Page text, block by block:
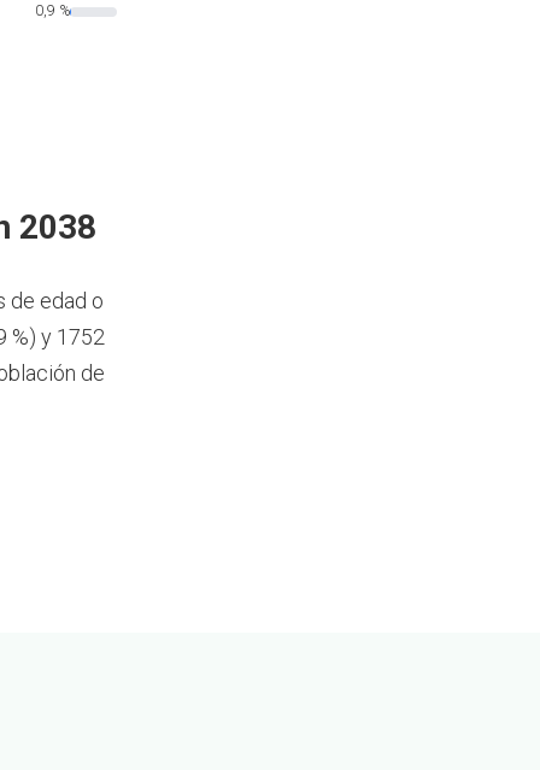
0,9 %
2038
de edad o
%) y 1752
de